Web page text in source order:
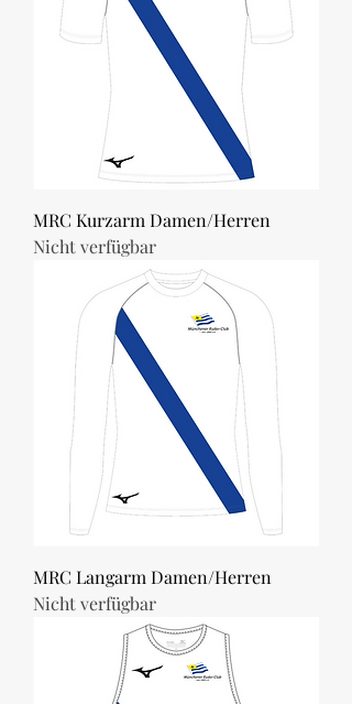
MRC Kurzarm Damen/Herren
Nicht verfügbar
MRC Langarm Damen/Herren
Nicht verfügbar